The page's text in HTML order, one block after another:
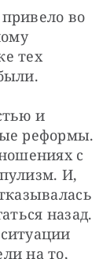
во
тех
и
реформы.
с
И,
назад.
на то,